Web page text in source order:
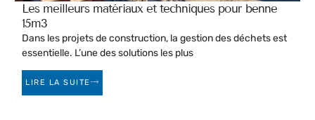
Les meilleurs matériaux et techniques pour benne
15m3
Dans les projets de construction, la gestion des déchets est
essentielle. L’une des solutions les plus
LIRE LA SUITE